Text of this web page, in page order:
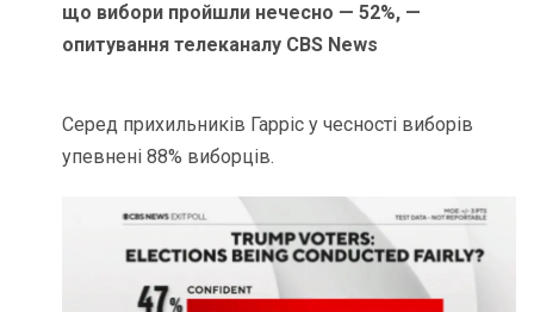
що вибори пройшли нечесно — 52%, —
опитування телеканалу CBS News
Серед прихильників Гарріс у чесності виборів
упевнені 88% виборців.